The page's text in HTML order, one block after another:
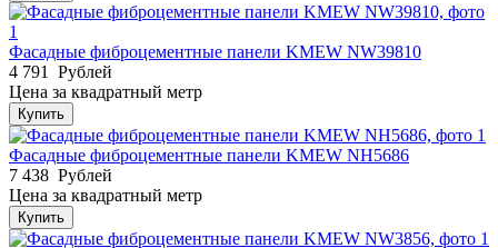
Фасадные фиброцементные панели KMEW NW39810
4 791
Рублей
Цена за квадратный метр
Купить
Фасадные фиброцементные панели KMEW NH5686
7 438 Рублей
Цена за квадратный метр
Купить